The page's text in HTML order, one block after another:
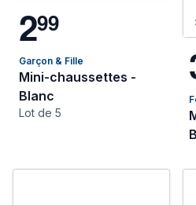
299
Garçon & Fille
Mini-chaussettes -
Blanc
Lot de 5